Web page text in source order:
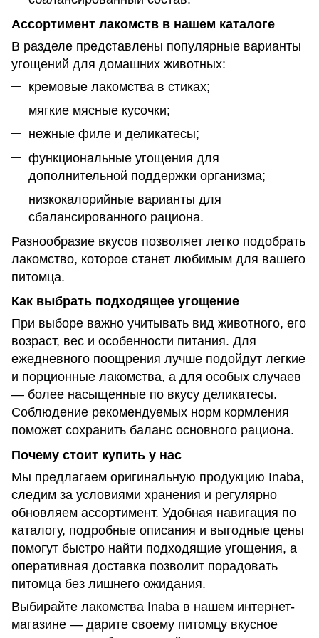
Ассортимент лакомств в нашем каталоге
В разделе представлены популярные варианты
угощений для домашних животных:
кремовые лакомства в стиках;
мягкие мясные кусочки;
нежные филе и деликатесы;
функциональные угощения для
дополнительной поддержки организма;
низкокалорийные варианты для
сбалансированного рациона.
Разнообразие вкусов позволяет легко подобрать
лакомство, которое станет любимым для вашего
питомца.
Как выбрать подходящее угощение
При выборе важно учитывать вид животного, его
возраст, вес и особенности питания. Для
ежедневного поощрения лучше подойдут легкие
и порционные лакомства, а для особых случаев
— более насыщенные по вкусу деликатесы.
Соблюдение рекомендуемых норм кормления
поможет сохранить баланс основного рациона.
Почему стоит купить у нас
Мы предлагаем оригинальную продукцию Inaba,
следим за условиями хранения и регулярно
обновляем ассортимент. Удобная навигация по
каталогу, подробные описания и выгодные цены
помогут быстро найти подходящие угощения, а
оперативная доставка позволит порадовать
питомца без лишнего ожидания.
Выбирайте лакомства Inaba в нашем интернет-
магазине — дарите своему питомцу вкусное